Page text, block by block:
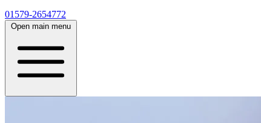
01579-2654772
Open main menu